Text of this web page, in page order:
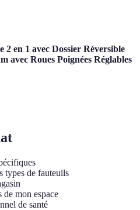
en 1 avec Dossier Réversible
avec Roues Poignées Réglables
types de fauteuils
mon espace
de santé